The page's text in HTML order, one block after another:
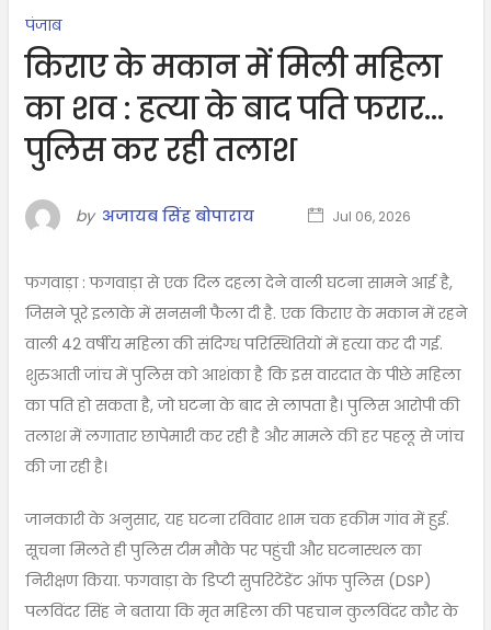
पंजाब
किराए के मकान में मिली महिला
का शव : हत्या के बाद पति फरार…
पुलिस कर रही तलाश
by अजायब सिंह बोपाराय Jul 06, 2026
फगवाड़ा : फगवाड़ा से एक दिल दहला देने वाली घटना सामने आई है,
जिसने पूरे इलाके में सनसनी फैला दी है. एक किराए के मकान में रहने
वाली 42 वर्षीय महिला की संदिग्ध परिस्थितियों में हत्या कर दी गई.
शुरुआती जांच में पुलिस को आशंका है कि इस वारदात के पीछे महिला
का पति हो सकता है, जो घटना के बाद से लापता है। पुलिस आरोपी की
तलाश में लगातार छापेमारी कर रही है और मामले की हर पहलू से जांच
की जा रही है।
जानकारी के अनुसार, यह घटना रविवार शाम चक हकीम गांव में हुई.
सूचना मिलते ही पुलिस टीम मौके पर पहुंची और घटनास्थल का
निरीक्षण किया. फगवाड़ा के डिप्टी सुपरिटेंडेंट ऑफ पुलिस (DSP)
पलविंदर सिंह ने बताया कि मृत महिला की पहचान कुलविंदर कौर के